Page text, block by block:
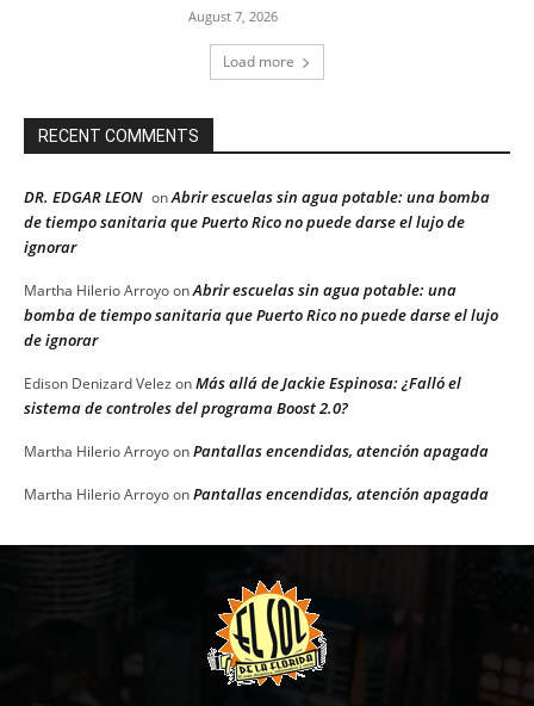
August 7, 2026
Load more
RECENT COMMENTS
DR. EDGAR LEON onAbrir escuelas sin agua potable: una bomba
de tiempo sanitaria que Puerto Rico no puede darse el lujo de
ignorar
Martha Hilerio ArroyoonAbrir escuelas sin agua potable: una
bomba de tiempo sanitaria que Puerto Rico no puede darse el lujo
de ignorar
Edison Denizard Velez onMás allá de Jackie Espinosa: ¿Falló el
sistema de controles del programa Boost 2.0?
Martha Hilerio ArroyoonPantallas encendidas, atención apagada
Martha Hilerio ArroyoonPantallas encendidas, atención apagada